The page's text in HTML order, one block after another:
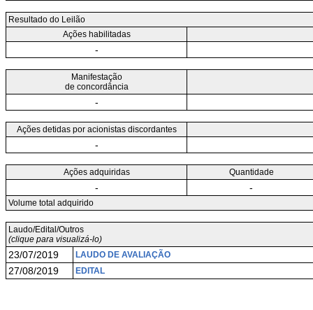
Resultado do Leilão
Ações habilitadas
-
Manifestação
de concordância
-
Ações detidas por acionistas discordantes
-
Ações adquiridas Quantidade
- -
Volume total adquirido
Laudo/Edital/Outros
(clique para visualizá-lo)
23/07/2019 LAUDO DE AVALIAÇÃO
27/08/2019 EDITAL